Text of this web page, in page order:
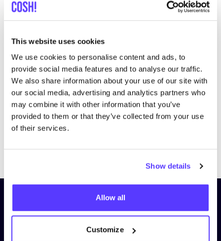
This website uses cookies
We use cookies to personalise content and ads, to
provide social media features and to analyse our traffic.
We also share information about your use of our site with
our social media, advertising and analytics partners who
may combine it with other information that you’ve
provided to them or that they’ve collected from your use
of their services.
Show details
Allow all
Customize
Bezoek website
Schrijf je in op onze nieuwsbrief
en blijf op de hoogte!